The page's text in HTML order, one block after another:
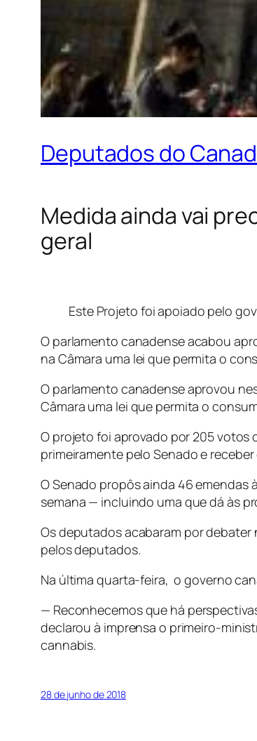
Deputados do
Medida ainda vai
geral
Este Projeto foi apoiado pelo
O parlamento canadense acabou
na Câmara uma lei que permita o
O parlamento canadense aprovou
Câmara uma lei que permita o
O projeto foi aprovado por 205 votos
primeiramente pelo Senado e
O Senado propôs ainda 46 emendas
semana — incluindo uma que dá às
Os deputados acabaram por debater
pelos deputados.
Na última quarta-feira, o governo
— Reconhecemos que há
declarou à imprensa o primeiro-
cannabis.
28 de junho de 2018